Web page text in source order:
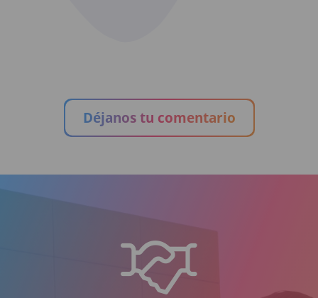
Déjanos tu comentario